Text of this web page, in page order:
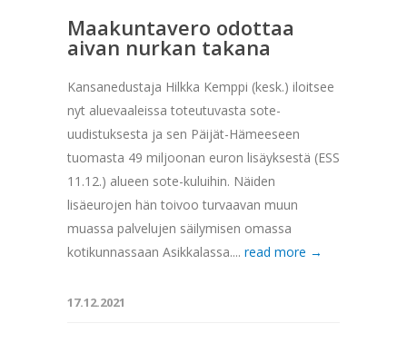
Maakuntavero odottaa
aivan nurkan takana
Kansanedustaja Hilkka Kemppi (kesk.) iloitsee
nyt aluevaaleissa toteutuvasta sote-
uudistuksesta ja sen Päijät-Hämeeseen
tuomasta 49 miljoonan euron lisäyksestä (ESS
11.12.) alueen sote-kuluihin. Näiden
lisäeurojen hän toivoo turvaavan muun
muassa palvelujen säilymisen omassa
kotikunnassaan Asikkalassa.... read more →
17.12.2021